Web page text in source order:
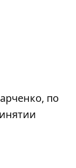
по